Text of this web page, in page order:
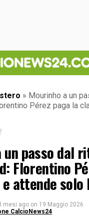
» Mourinho a un
Pérez paga la
un passo dal
Florentino
attende
mesi ago on 19 Maggio 2026
CalcioNews24